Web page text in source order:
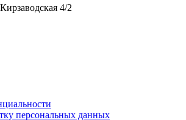
4/2
персональных данных